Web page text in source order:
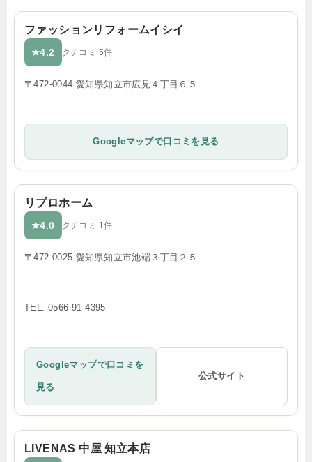
ファッションリフォームイシイ
★4.2 クチコミ 5件
〒472-0044 愛知県知立市広見４丁目６５
Googleマップで口コミを見る
リプロホーム
★4.0 クチコミ 1件
〒472-0025 愛知県知立市池端３丁目２５
TEL: 0566-91-4395
Googleマップで口コミを
見る
公式サイト
LIVENAS 中屋 知立本店